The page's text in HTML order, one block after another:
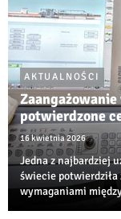
AKTUALNOŚCI
potwierdzone
16 kwietnia 2026
Jedna z najbardziej
świecie potwierdziła
wymaganiami